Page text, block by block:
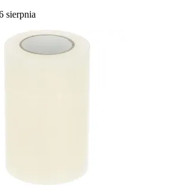
sierpnia